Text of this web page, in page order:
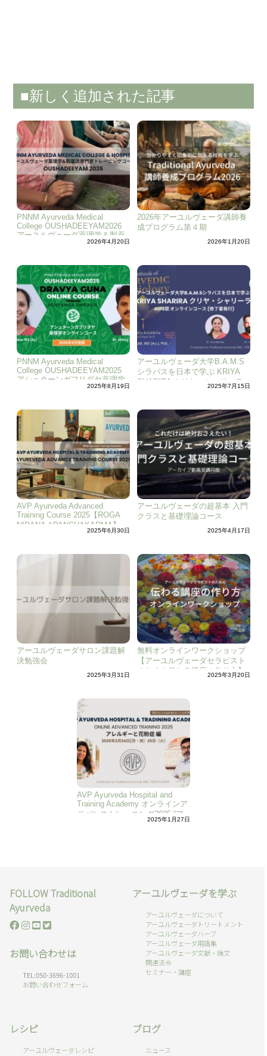
■新しく追加された記事
PNNM Ayurveda Medical
College OUSHADEEYAM2026
アーユルヴェーダ薬理学＆製薬
法専門家トレーニングコース
2026年4月20日
2026年アーユルヴェーダ講師養
成プログラム第４期
2026年1月20日
PNNM Ayurveda Medical
College OUSHADEEYAM2025
アシュターンガフリダヤ薬理学
2025年8月19日
アーユルヴェーダ大学B.A.M.S
シラバスを日本で学ぶ KRIYA
SHARIRA クリヤ・シャリーラ
オンラインコース (修了書発行)
2025年7月15日
AVP Ayurveda Advanced
Training Course 2025【ROGA
NIDANA &PANCHAKARMA】
2025年6月30日
アーユルヴェーダの超基本 入門
クラスと基礎理論コース
2025年4月17日
アーユルヴェーダサロン課題解
決勉強会
2025年3月31日
無料オンラインワークショップ
【アーユルヴェーダセラピスト
のための伝わる講座の作り方】
2025年3月20日
AVP Ayurveda Hospital and
Training Academy オンラインア
ドバンストレーニング2025 “ア
レルギーと花粉症”編
2025年1月27日
FOLLOW Traditional
Ayurveda
お問い合わせは
TEL:050-3696-1001
お問い合わせフォーム
アーユルヴェーダを学ぶ
アーユルヴェーダについて
アーユルヴェーダトリートメント
アーユルヴェーダハーブ
アーユルヴェーダ用語集
アーユルヴェーダ文献・論文
関連法令
セミナー・講座
レシピ
アーユルヴェーダレシピ
ブログ
ニュース